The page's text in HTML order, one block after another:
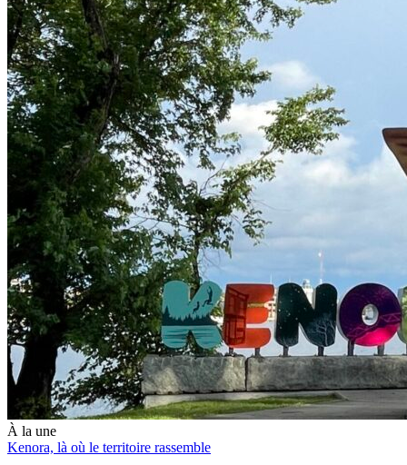
À la une
Kenora, là où le territoire rassemble